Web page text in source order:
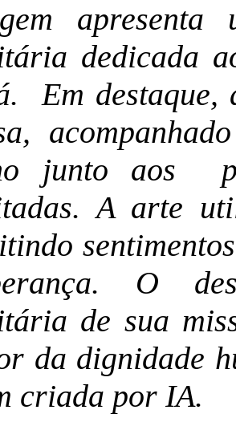
apresenta
dedicada
Em destaque,
junto aos
A arte
O
de sua
da dignidade
criada por IA.